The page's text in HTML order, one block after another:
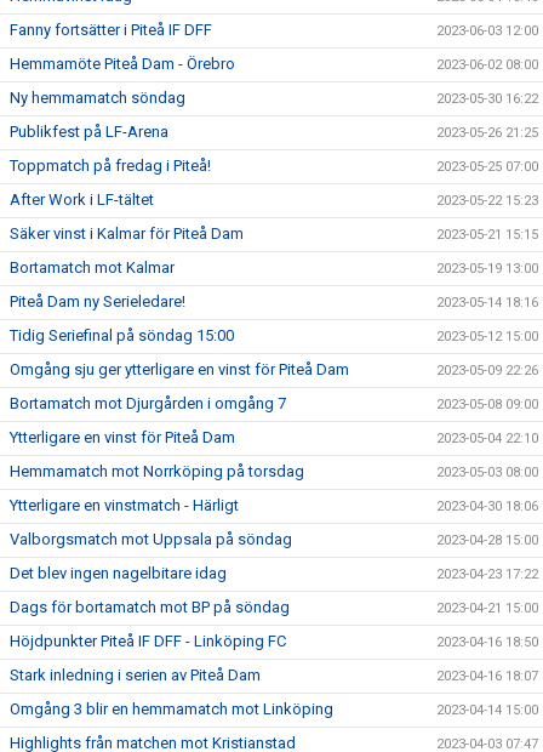
Fanny fortsätter i Piteå IF DFF 2023-06-03 12:00
Hemmamöte Piteå Dam - Örebro 2023-06-02 08:00
Ny hemmamatch söndag 2023-05-30 16:22
Publikfest på LF-Arena 2023-05-26 21:25
Toppmatch på fredag i Piteå! 2023-05-25 07:00
After Work i LF-tältet 2023-05-22 15:23
Säker vinst i Kalmar för Piteå Dam 2023-05-21 15:15
Bortamatch mot Kalmar 2023-05-19 13:00
Piteå Dam ny Serieledare! 2023-05-14 18:16
Tidig Seriefinal på söndag 15:00 2023-05-12 15:00
Omgång sju ger ytterligare en vinst för Piteå Dam 2023-05-09 22:26
Bortamatch mot Djurgården i omgång 7 2023-05-08 09:00
Ytterligare en vinst för Piteå Dam 2023-05-04 22:10
Hemmamatch mot Norrköping på torsdag 2023-05-03 08:00
Ytterligare en vinstmatch - Härligt 2023-04-30 18:06
Valborgsmatch mot Uppsala på söndag 2023-04-28 15:00
Det blev ingen nagelbitare idag 2023-04-23 17:22
Dags för bortamatch mot BP på söndag 2023-04-21 15:00
Höjdpunkter Piteå IF DFF - Linköping FC 2023-04-16 18:50
Stark inledning i serien av Piteå Dam 2023-04-16 18:07
Omgång 3 blir en hemmamatch mot Linköping 2023-04-14 15:00
Highlights från matchen mot Kristianstad 2023-04-03 07:47